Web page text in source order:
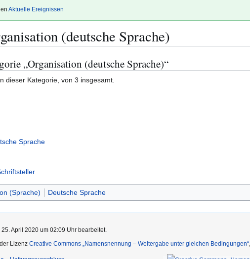
Aktuelle Ereignissen
(deutsche Sprache)
„Organisation (deutsche Sprache)“
dieser Kategorie, von 3 insgesamt.
Sprache
(Sprache) Deutsche Sprache
April 2020 um 02:09 Uhr bearbeitet.
Lizenz Creative Commons „Namensnennung – Weitergabe unter gleichen Bedingungen“